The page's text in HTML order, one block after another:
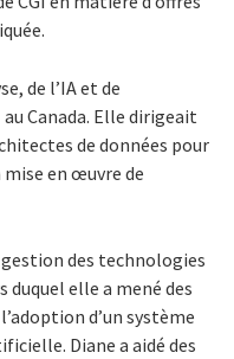
de l’IA et de
Canada. Elle dirigeait
de données pour
en œuvre de
des technologies
elle a mené des
d’un système
Diane a aidé des